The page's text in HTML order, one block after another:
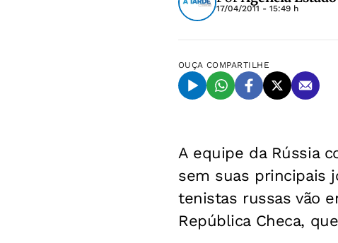
17/04/2011 - 15:49 h
OUÇA COMPARTILHE
A equipe da Rússia
sem suas principais
tenistas russas vão
República Checa,